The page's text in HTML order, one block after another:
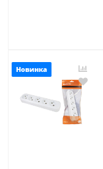
Новинка